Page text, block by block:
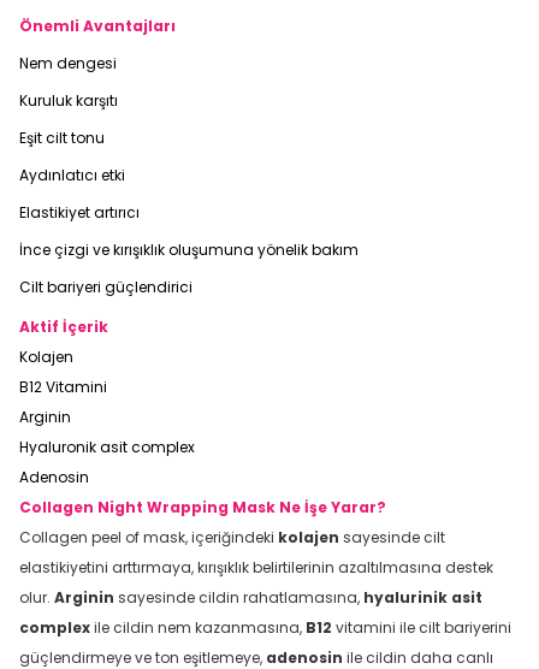
Önemli Avantajları
Nem dengesi
Kuruluk karşıtı
Eşit cilt tonu
Aydınlatıcı etki
Elastikiyet artırıcı
İnce çizgi ve kırışıklık oluşumuna yönelik bakım
Cilt bariyeri güçlendirici
Aktif İçerik
Kolajen
B12 Vitamini
Arginin
Hyaluronik asit complex
Adenosin
Collagen Night Wrapping Mask Ne İşe Yarar?
Collagen peel of mask, içeriğindeki kolajen sayesinde cilt
elastikiyetini arttırmaya, kırışıklık belirtilerinin azaltılmasına destek
olur. Arginin sayesinde cildin rahatlamasına, hyalurinik asit
complexile cildin nem kazanmasına, B12 vitamini ile cilt bariyerini
güçlendirmeye ve ton eşitlemeye, adenosin ile cildin daha canlı